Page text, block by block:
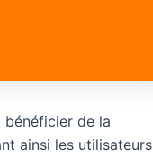
bénéficier de la
ainsi les utilisateurs